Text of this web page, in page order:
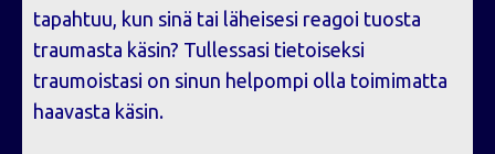
tapahtuu, kun sinä tai läheisesi reagoi tuosta
traumasta käsin? Tullessasi tietoiseksi
traumoistasi on sinun helpompi olla toimimatta
haavasta käsin.